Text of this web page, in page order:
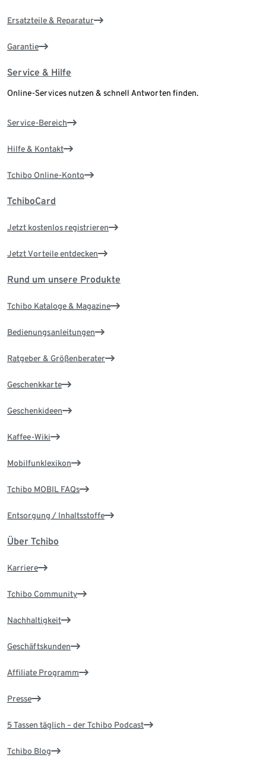
Ersatzteile & Reparatur
Garantie
Service & Hilfe
Online-Services nutzen & schnell Antworten finden.
Service-Bereich
Hilfe & Kontakt
Tchibo Online-Konto
TchiboCard
Jetzt kostenlos registrieren
Jetzt Vorteile entdecken
Rund um unsere Produkte
Tchibo Kataloge & Magazine
Bedienungsanleitungen
Ratgeber & Größenberater
Geschenkkarte
Geschenkideen
Kaffee-Wiki
Mobilfunklexikon
Tchibo MOBIL FAQs
Entsorgung / Inhaltsstoffe
Über Tchibo
Karriere
Tchibo Community
Nachhaltigkeit
Geschäftskunden
Affiliate Programm
Presse
5 Tassen täglich – der Tchibo Podcast
Tchibo Blog